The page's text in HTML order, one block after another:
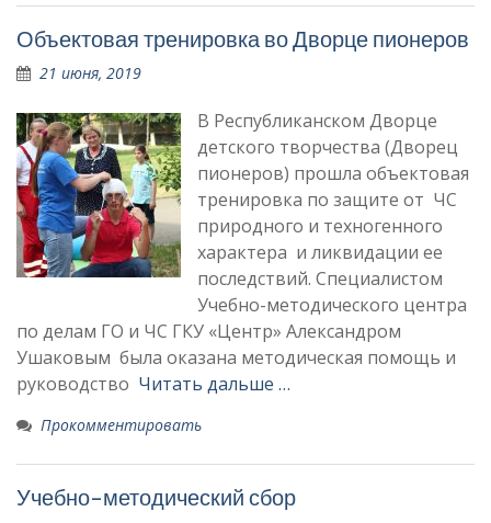
Объектовая тренировка во Дворце пионеров
21 июня, 2019
В Республиканском Дворце
детского творчества (Дворец
пионеров) прошла объектовая
тренировка по защите от ЧС
природного и техногенного
характера и ликвидации ее
последствий. Специалистом
Учебно-методического центра
по делам ГО и ЧС ГКУ «Центр» Александром
Ушаковым была оказана методическая помощь и
руководство Читать дальше …
Прокомментировать
Учебно-методический сбор